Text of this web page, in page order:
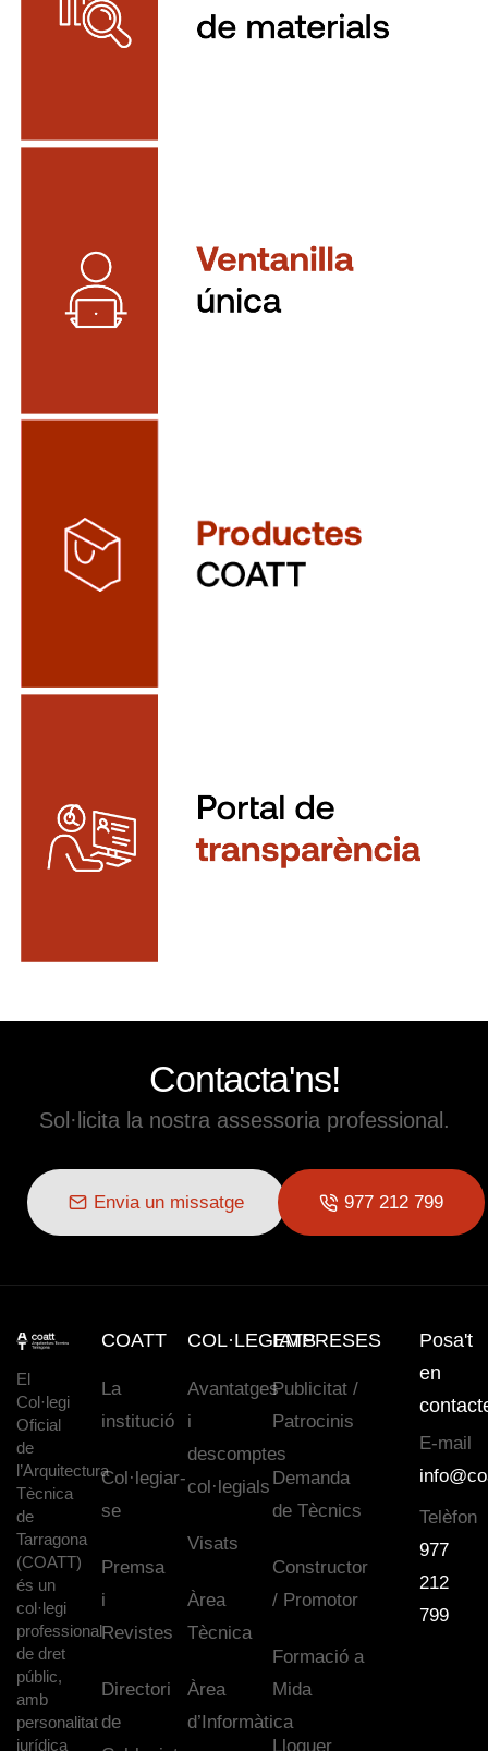
Contacta'ns!
Sol·licita la nostra assessoria professional.
Envia un missatge 977 212 799
El
Col·legi
Oficial
de
l’Arquitectura
Tècnica
de
Tarragona
(COATT)
és un
col·legi
professional
de dret
públic,
amb
personalitat
jurídica
COATT
La
institució
Col·legiar-
se
Premsa
i
Revistes
Directori
de
COL·LEGIATS
Avantatges
i
descomptes
col·legials
Visats
Àrea
Tècnica
Àrea
d’Informàtica
EMPRESES
Publicitat /
Patrocinis
Demanda
de Tècnics
Constructor
/ Promotor
Formació a
Mida
Lloguer
Posa't
en
E-mail
Telèfon
977
212
799